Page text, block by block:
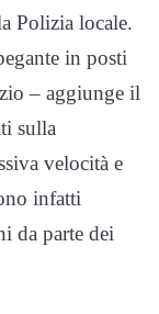
Polizia locale.
in posti
– aggiunge il
sulla
velocità e
infatti
da parte dei